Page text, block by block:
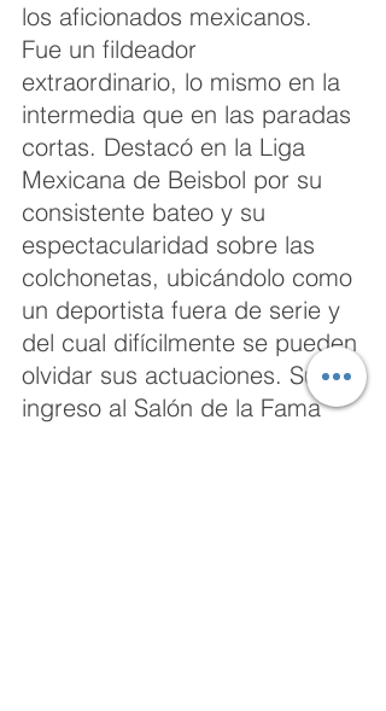
los aficionados mexicanos.
Fue un fildeador
extraordinario, lo mismo en la
intermedia que en las paradas
cortas. Destacó en la Liga
Mexicana de Beisbol por su
consistente bateo y su
espectacularidad sobre las
colchonetas, ubicándolo como
un deportista fuera de serie y
del cual difícilmente se pueden
olvidar sus actuaciones. Su
ingreso al Salón de la Fama